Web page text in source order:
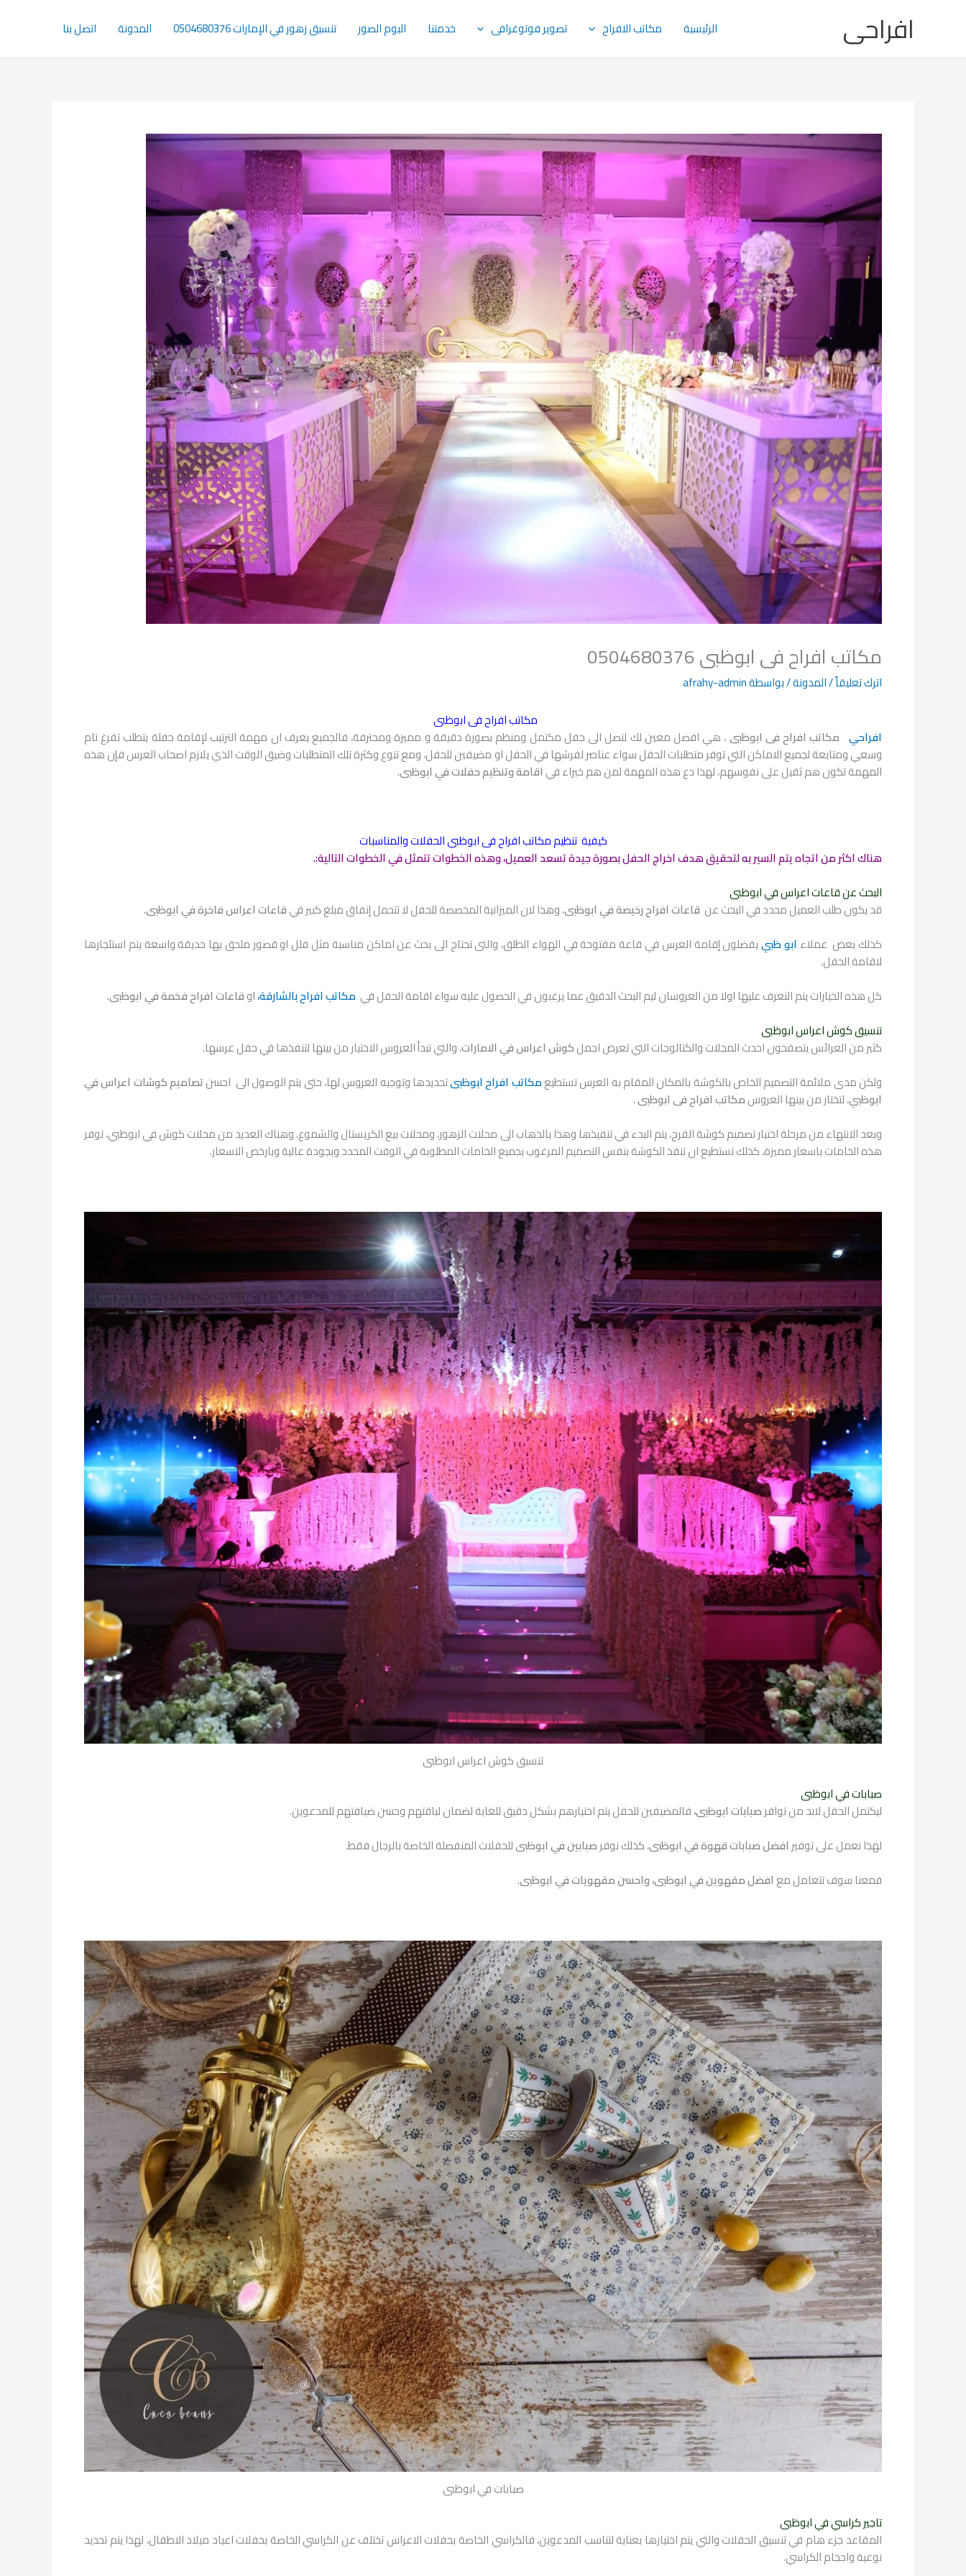
افراحى الرئيسية مكاتب الافراح تصوير فوتوغرافى خدمتنا البوم الصور تنسيق زهور في الإمارات 0504680376 المدونة اتصل بنا
مكاتب افراح فى ابوظبى 0504680376
اترك تعليقاً/المدونة/ بواسطةafrahy-admin
مكاتب افراح فى ابوظبى
افراحي مكاتب افراح فى ابوظبى، هي افضل معين لك لتصل الى حفل مكتمل ومنظم بصورة دقيقة و مميزة ومحترفة، فالجميع يعرف ان مهمة الترتيب لإقامة حفلة يتطلب تفرغ تام
وسعي ومتابعة لجميع الاماكن التي توفر متطلبات الحفل سواء عناصر لفرشها في الحفل او مضيفين للحفل، ومع تنوع وكثرة تلك المتطلبات وضيق الوقت الذي يلازم اصحاب العرس فإن هذه
المهمة تكون هم ثقيل على نفوسهم، لهذا دع هذه المهمة لمن هم خبراء في اقامة وتنظيم حفلات في ابوظبى.
كيفية تنظيم مكاتب افراح فى ابوظبى الحفلات والمناسبات
هناك اكثر من اتجاه يتم السير به لتحقيق هدف اخراج الحفل بصورة جيدة تسعد العميل، وهذه الخطوات تتمثل في الخطوات التالية:.
البحث عن قاعات اعراس في ابوظبى
قد يكون طلب العميل محدد في البحث عن قاعات افراح رخيصة في ابوظبى، وهذا لان الميزانية المخصصة للحفل لا تتحمل إنفاق مبلغ كبير فيقاعات اعراس فاخرة في ابوظبى.
كذلك بعض عملاء ابو ظبييفضلون إقامة العرس في قاعة مفتوحة في الهواء الطلق، والتى تحتاج الى بحث عن اماكن مناسبة مثل فلل او قصور ملحق بها حديقة واسعة يتم استئجارها
لاقامة الحفل.
كل هذه الخيارات يتم التعرف عليها اولا من العروسان ليم البحث الدقيق عما يرغبون في الحصول عليه سواء اقامة الحفل في مكاتب افراح بالشارقة،اوقاعات افراح فخمة في ابوظبى.
تنسيق كوش اعراس ابوظبى
كثير من العرائس يتصفحون احدث المجلات والكتالوجات التي تعرض اجملكوش اعراس في الامارات، والتي تبدأ العروس الاختيار من بينها لتنفذها في حفل عرسها.
ولكن مدى ملائمة التصميم الخاص بالكوشة بالمكان المقام به العرس تستطيعمكاتب افراح ابوظبىتحديدها وتوجيه العروس لها، حتى يتم الوصول الى احسنتصاميم كوشات اعراس في
ابوظبي، لتختار من بينها العروسمكاتب افراح فى ابوظبى .
وبعد الانتهاء من مرحلة اختيار تصميم كوشة الفرح، يتم البدء في تنفيذها وهذا بالذهاب الى محلات الزهور، ومحلات بيع الكريستال والشموع، وهناك العديد من محلات كوش في ابوظبي، توفر
هذه الخامات باسعار مميزة، كذلك تستطيع ان تنفذ الكوشة بنفس التصميم المرغوب بجميع الخامات المطلوبة في الوقت المحدد وبجودة عالية وبارخص الاسعار.
تنسيق كوش اعراس ابوظبى
صبابات في ابوظبى
ليكتمل الحفل لابد من توافرصبابات ابوظبى،فالمضيفين للحفل يتم اختيارهم بشكل دقيق للغاية لضمان لباقتهم وحسن ضيافتهم للمدعوين.
لهذا نعمل على توفيرافضل صبابات قهوة في ابوظبى، كذلك نوفرصبابين في ابوظبىللحفلات المنفصلة الخاصة بالرجال فقط.
فمعنا سوف تتعامل مع افضل مقهوين في ابوظبى، واحسن مقهويات في ابوظبى.
صبابات في ابوظبى
تاجير كراسي في ابوظبى
المقاعد جزء هام في تنسيق الحفلات والتي يتم اختيارها بعناية لتناسب المدعوين، فالكراسي الخاصة بحفلات الاعراس تختلف عن الكراسي الخاصة بحفلات اعياد ميلاد الاطفال، لهذا يتم تحديد
نوعية واحجام الكراسي.